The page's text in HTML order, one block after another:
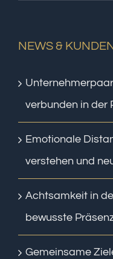
NEWS &
verbunden in der
Emotionale
verstehen und
Achtsamkeit in
bewusste
Gemeinsame